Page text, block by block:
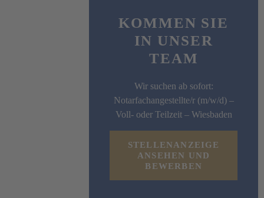
KOMMEN SIE
IN UNSER
TEAM
Wir suchen ab sofort:
Notarfachangestellte/r (m/w/d) –
Voll- oder Teilzeit – Wiesbaden
STELLENANZEIGE
ANSEHEN UND
BEWERBEN